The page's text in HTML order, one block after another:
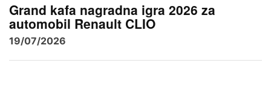
Grand kafa nagradna igra 2026 za
automobil Renault CLIO
19/07/2026